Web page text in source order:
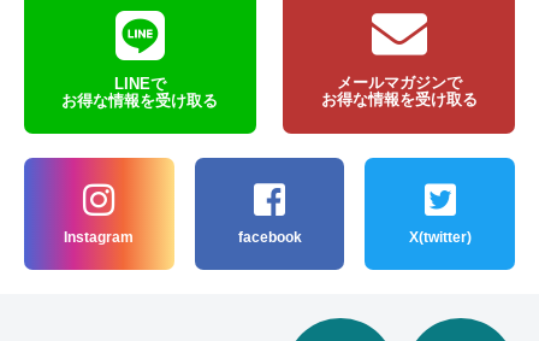
LINEで
お得な情報を受け取る
メールマガジンで
お得な情報を受け取る
Instagram facebook X(twitter)